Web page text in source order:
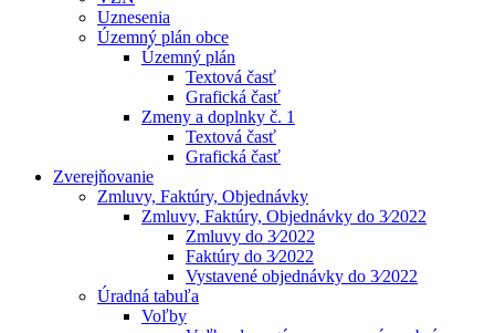
Uznesenia
Územný plán obce
Územný plán
Textová časť
Grafická časť
Zmeny a doplnky č. 1
Textová časť
Grafická časť
Zverejňovanie
Zmluvy, Faktúry, Objednávky
Zmluvy, Faktúry, Objednávky do 3⁄2022
Zmluvy do 3⁄2022
Faktúry do 3⁄2022
Vystavené objednávky do 3⁄2022
Úradná tabuľa
Voľby